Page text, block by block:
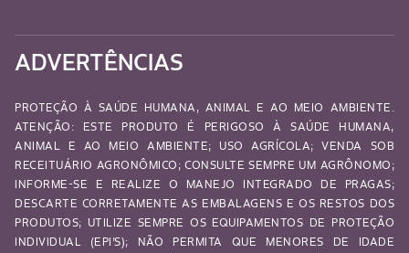
ADVERTÊNCIAS
PROTEÇÃO À SAÚDE HUMANA, ANIMAL E AO MEIO AMBIENTE.
ATENÇÃO: ESTE PRODUTO É PERIGOSO À SAÚDE HUMANA,
ANIMAL E AO MEIO AMBIENTE; USO AGRÍCOLA; VENDA SOB
RECEITUÁRIO AGRONÔMICO; CONSULTE SEMPRE UM AGRÔNOMO;
INFORME-SE E REALIZE O MANEJO INTEGRADO DE PRAGAS;
DESCARTE CORRETAMENTE AS EMBALAGENS E OS RESTOS DOS
PRODUTOS; UTILIZE SEMPRE OS EQUIPAMENTOS DE PROTEÇÃO
INDIVIDUAL (EPI’S); NÃO PERMITA QUE MENORES DE IDADE